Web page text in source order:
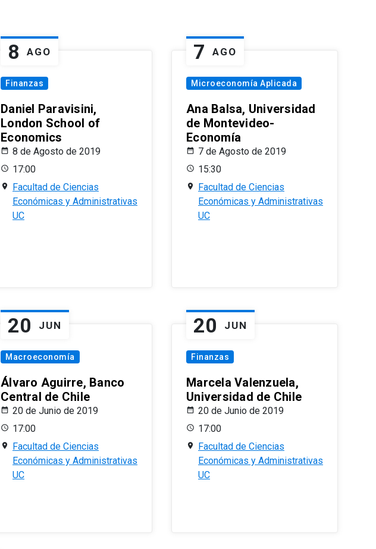
8 AGO
Finanzas
Daniel Paravisini,
London School of
Economics
8 de Agosto de 2019
17:00
Facultad de Ciencias
Económicas y Administrativas
UC
7 AGO
Microeconomía Aplicada
Ana Balsa, Universidad
de Montevideo-
Economía
7 de Agosto de 2019
15:30
Facultad de Ciencias
Económicas y Administrativas
UC
20 JUN
Macroeconomía
Álvaro Aguirre, Banco
Central de Chile
20 de Junio de 2019
17:00
Facultad de Ciencias
Económicas y Administrativas
UC
20 JUN
Finanzas
Marcela Valenzuela,
Universidad de Chile
20 de Junio de 2019
17:00
Facultad de Ciencias
Económicas y Administrativas
UC